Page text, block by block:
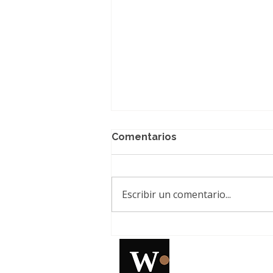
las manchas: Natura
presenta una nueva
Esencia Multiaclaradora
Comentarios
Escribir un comentario...